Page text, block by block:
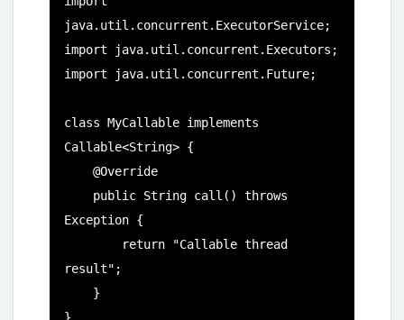
java.util.concurrent.ExecutorService;
import java.util.concurrent.Executors;
import java.util.concurrent.Future;
class MyCallable implements
Callable<String> {
Exception {
result";